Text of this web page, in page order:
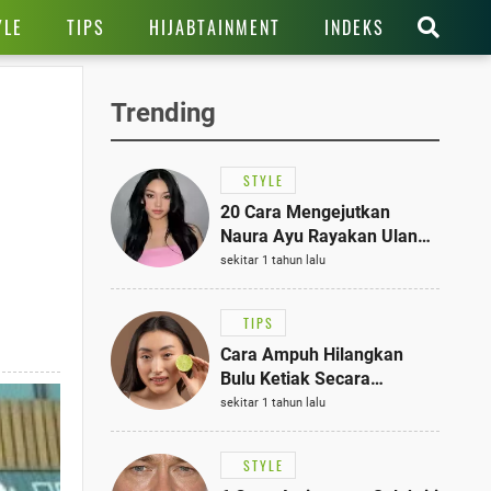
TIPS HIJABTAINMENT INDEKS
Trending
STYLE
20 Cara Mengejutkan
Naura Ayu Rayakan Ulang
Tahun di Panti Asuhan,
Terlihat Anggun dengan
Kaftan Cokelat
sekitar 1 tahun lalu
TIPS
Cara Ampuh Hilangkan
Bulu Ketiak Secara
Permanen dalam 5
Langkah Sederhana
sekitar 1 tahun lalu
STYLE